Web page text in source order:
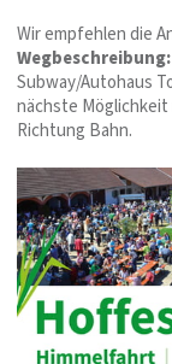
Wir empfehlen die
Wegbeschreibung:
Subway/Autohaus
nächste
Richtung Bahn.